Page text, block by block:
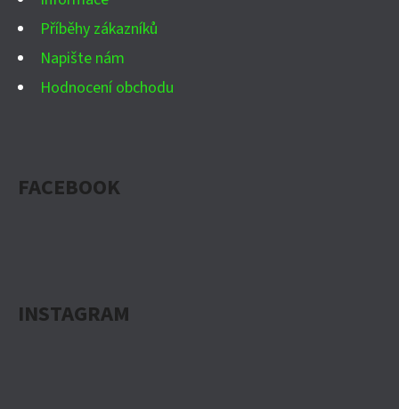
Příběhy zákazníků
Napište nám
Hodnocení obchodu
FACEBOOK
INSTAGRAM